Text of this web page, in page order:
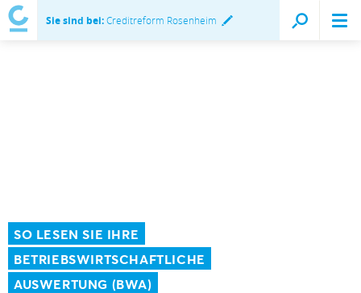
Sie sind bei:Creditreform Rosenheim
SO LESEN SIE IHRE
BETRIEBSWIRTSCHAFTLICHE
AUSWERTUNG (BWA)